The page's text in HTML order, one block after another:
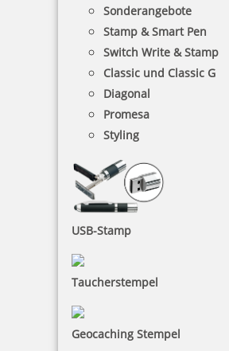
Sonderangebote
Stamp & Smart Pen
Switch Write & Stamp
Classic und Classic G
Diagonal
Promesa
Styling
USB-Stamp
Taucherstempel
Geocaching Stempel
Jetzt gestalten
Holzstempel Rund 35 mm
Jetzt gestalten